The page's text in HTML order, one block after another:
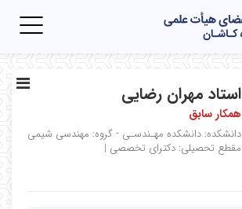
استاد مهران رضایی
همکار سابق
دانشکده: دانشکده مهـندسـی - گروه: مهندسی شیمی
مقطع تحصیلی: دکترای تخصصی |